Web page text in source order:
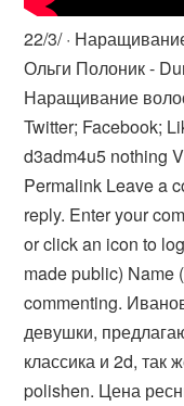
22/3/ ·
Ольги Полоник -
Наращивание
Twitter; Facebook;
d3adm4u5 nothing
Permalink Leave a
reply. Enter your
or click an icon to
made public) Name
commenting.
девушки,
классика и 2d, так
polishen. Цена